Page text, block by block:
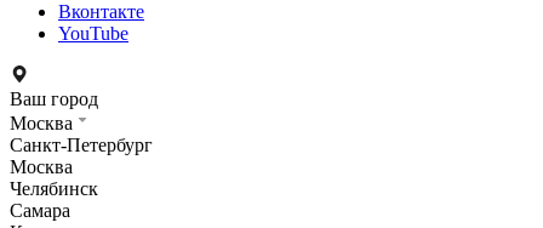
Вконтакте
YouTube
Ваш город
Москва
Санкт-Петербург
Москва
Челябинск
Самара